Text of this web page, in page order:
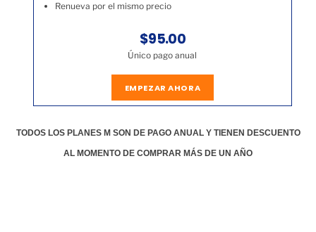
Renueva por el mismo precio
$95.00
Único pago anual
EMPEZAR AHORA
TODOS LOS PLANES M SON DE PAGO ANUAL Y TIENEN DESCUENTO
AL MOMENTO DE COMPRAR MÁS DE UN AÑO